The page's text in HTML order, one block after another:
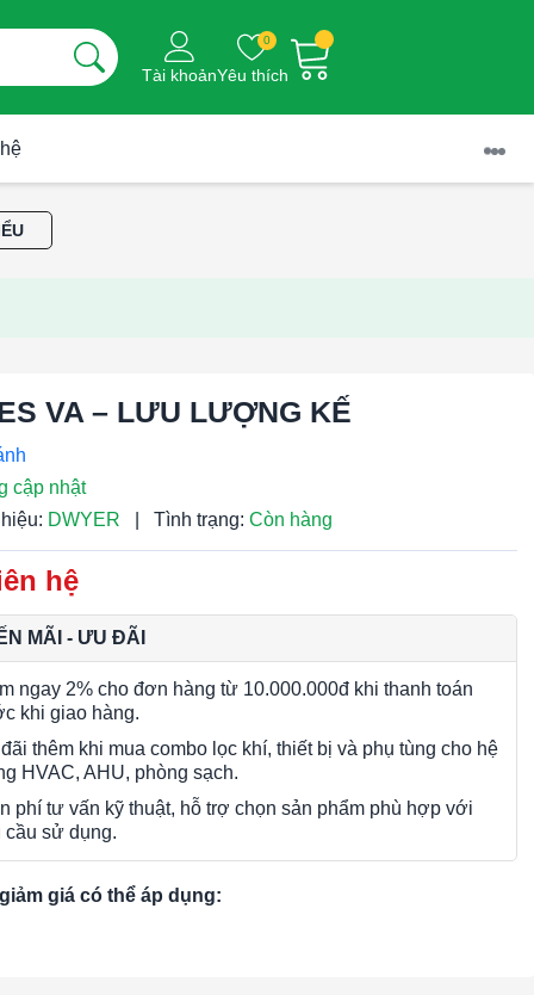
Tài khoản
0
Yêu thích
VA – LƯU LƯỢNG KẾ
cập nhật
DWYER Tình trạng: Còn hàng
hệ
MÃI - ƯU ĐÃI
ngay 2% cho đơn hàng từ 10.000.000đ khi thanh toán
khi giao hàng.
thêm khi mua combo lọc khí, thiết bị và phụ tùng cho hệ
HVAC, AHU, phòng sạch.
phí tư vấn kỹ thuật, hỗ trợ chọn sản phẩm phù hợp với
cầu sử dụng.
giá có thể áp dụng: